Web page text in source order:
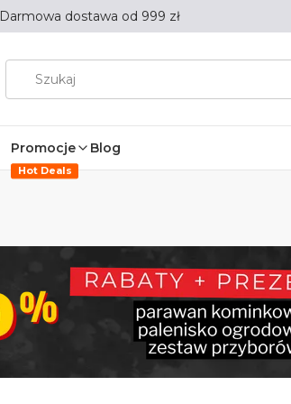
Darmowa dostawa od 999 zł
Promocje
Hot Deals
Blog